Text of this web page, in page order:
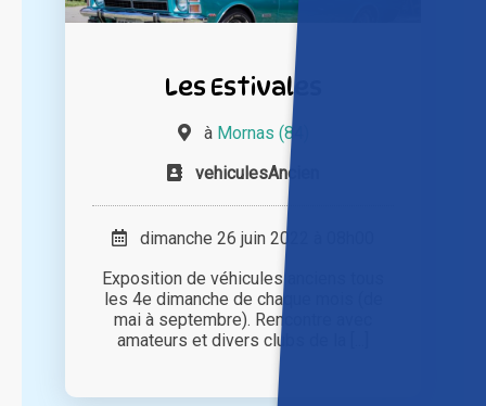
Les Estivales
à Mornas (84)
vehiculesAncien
dimanche 26 juin 2022 à 08h00
Exposition de véhicules anciens tous
les 4e dimanche de chaque mois (de
mai à septembre). Rencontre avec
amateurs et divers clubs de la [...]